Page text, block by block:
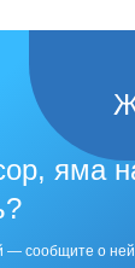
яма
— сообщите о